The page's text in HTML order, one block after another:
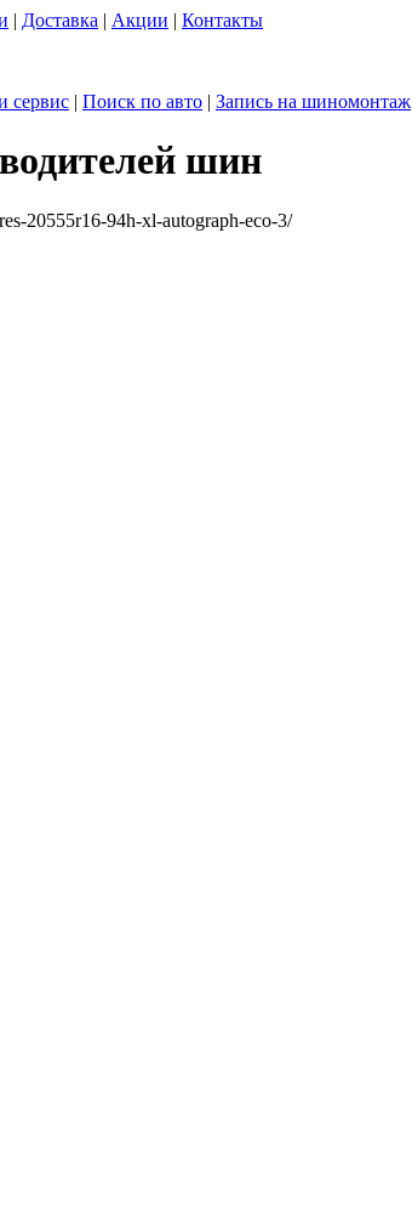
| Доставка | Акции | Контакты
сервис | Поиск по авто | Запись на шиномонтаж
шин
20555r16-94h-xl-autograph-eco-3/